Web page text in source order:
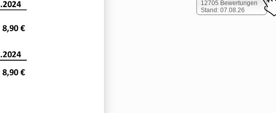
12705 Bewertungen
Stand: 07.08.26